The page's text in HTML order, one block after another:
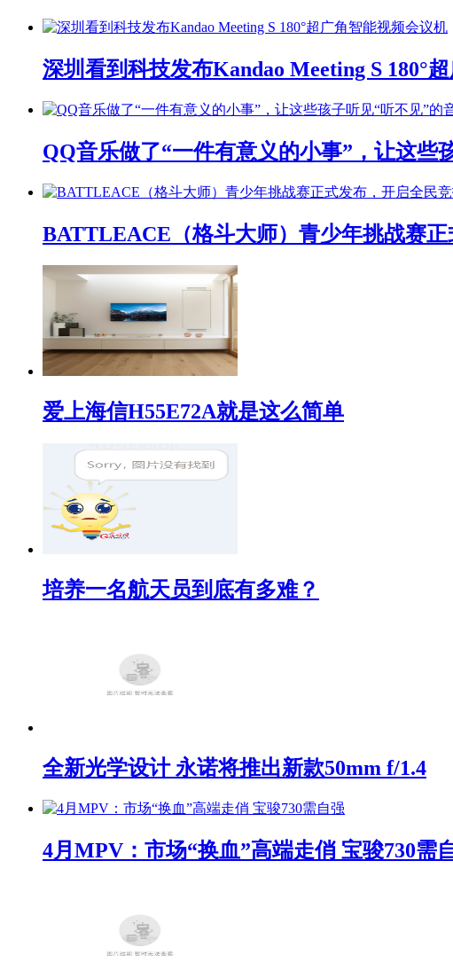
深圳看到科技发布Kandao Meeting S 180°
QQ音乐做了“一件有意义的小事”，让这些
BATTLEACE（格斗大师）青少年挑战赛
爱上海信H55E72A就是这么简单
培养一名航天员到底有多难？
全新光学设计 永诺将推出新款50mm f/1.4
4月MPV：市场“换血”高端走俏 宝骏730需